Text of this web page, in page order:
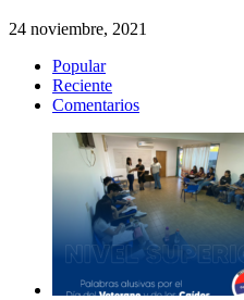
24 noviembre, 2021
Popular
Reciente
Comentarios